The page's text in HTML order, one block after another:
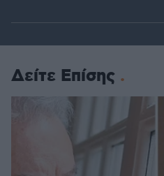
Δείτε Επίσης